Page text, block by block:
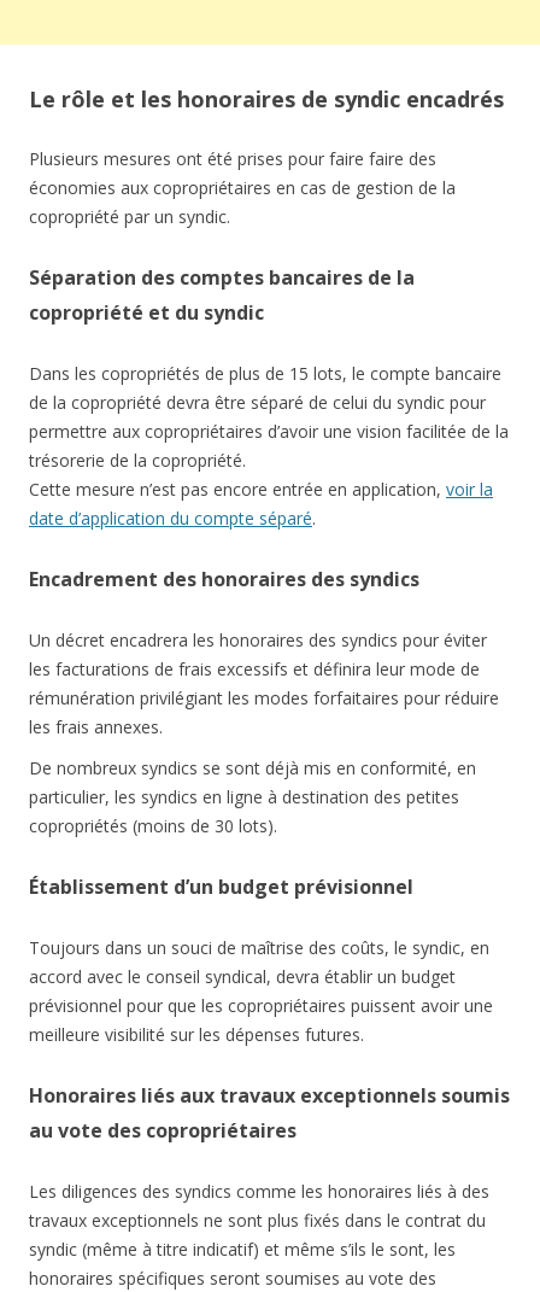
Le rôle et les honoraires de syndic encadrés
Plusieurs mesures ont été prises pour faire faire des
économies aux copropriétaires en cas de gestion de la
copropriété par un syndic.
Séparation des comptes bancaires de la
copropriété et du syndic
Dans les copropriétés de plus de 15 lots, le compte bancaire
de la copropriété devra être séparé de celui du syndic pour
permettre aux copropriétaires d’avoir une vision facilitée de la
trésorerie de la copropriété.
Cette mesure n’est pas encore entrée en application, voir la
date d’application du compte séparé.
Encadrement des honoraires des syndics
Un décret encadrera les honoraires des syndics pour éviter
les facturations de frais excessifs et définira leur mode de
rémunération privilégiant les modes forfaitaires pour réduire
les frais annexes.
De nombreux syndics se sont déjà mis en conformité, en
particulier, les syndics en ligne à destination des petites
copropriétés (moins de 30 lots).
Établissement d’un budget prévisionnel
Toujours dans un souci de maîtrise des coûts, le syndic, en
accord avec le conseil syndical, devra établir un budget
prévisionnel pour que les copropriétaires puissent avoir une
meilleure visibilité sur les dépenses futures.
Honoraires liés aux travaux exceptionnels soumis
au vote des copropriétaires
Les diligences des syndics comme les honoraires liés à des
travaux exceptionnels ne sont plus fixés dans le contrat du
syndic (même à titre indicatif) et même s’ils le sont, les
honoraires spécifiques seront soumises au vote des